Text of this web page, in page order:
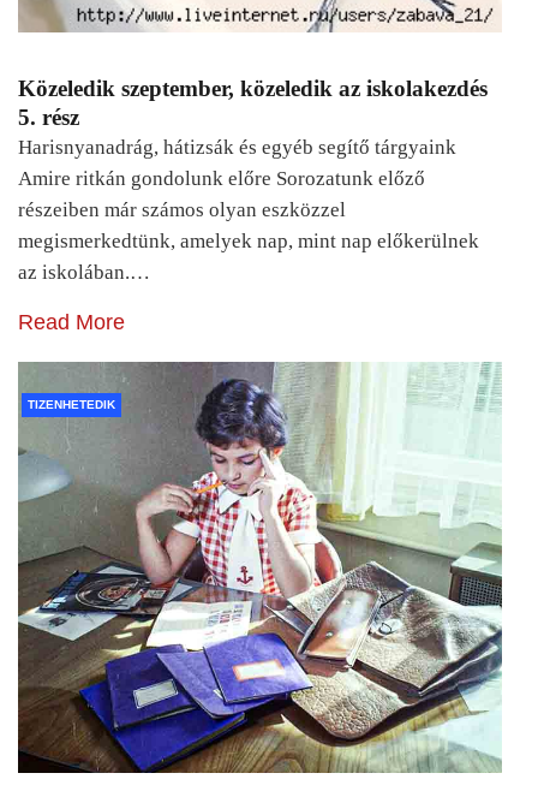
Közeledik szeptember, közeledik az iskolakezdés
5. rész
Harisnyanadrág, hátizsák és egyéb segítő tárgyaink
Amire ritkán gondolunk előre Sorozatunk előző
részeiben már számos olyan eszközzel
megismerkedtünk, amelyek nap, mint nap előkerülnek
az iskolában.…
Read More
TIZENHETEDIK